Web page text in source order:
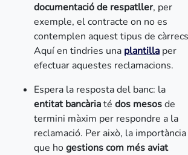
documentació de respatller, per
exemple, el contracte on no es
contemplen aquest tipus de
Aquí en tindries una plantilla per
efectuar aquestes reclamacions.
Espera la resposta del banc: la
entitat bancàriaté dos mesosde
termini màxim per respondre a la
reclamació. Per això, la importància
que hogestions com més aviat